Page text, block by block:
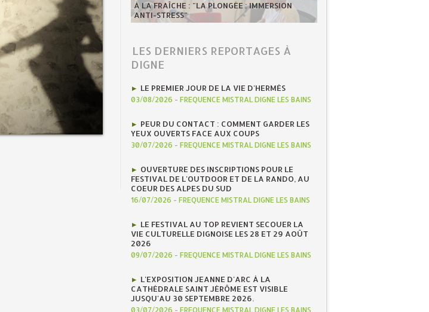
À LA FRAÎCHE : "LA PLONGÉE : IMMERSION
ANTI-STRESS"
LES DERNIERS REPORTAGES À
DIGNE
LE PREMIER JOUR DE LA VIE D'HERMÈS
03/08/2026 - FREQUENCE MISTRAL DIGNE LES BAINS
PEUR DU CONTACT : COMMENT GARDER LES
YEUX OUVERTS FACE AUX COUPS
30/07/2026 - FREQUENCE MISTRAL DIGNE LES BAINS
OUVERTURE DES INSCRIPTIONS POUR LE
FESTIVAL DE L'OUTDOOR ET DE LA RANDO, AU
COEUR DES ALPES DU SUD
16/07/2026 - FREQUENCE MISTRAL DIGNE LES BAINS
LE FESTIVAL AU TOP REVIENT SECOUER LA
VIE CULTURELLE DIGNOISE LES 28 ET 29 AOÛT
2026
09/07/2026 - FREQUENCE MISTRAL DIGNE LES BAINS
L'EXPOSITION JEANNE D'ARC À LA
CATHÉDRALE SAINT JÉRÔME EST VISIBLE
JUSQU'AU 30 SEPTEMBRE 2026.
03/07/2026 - FREQUENCE MISTRAL DIGNE LES BAINS